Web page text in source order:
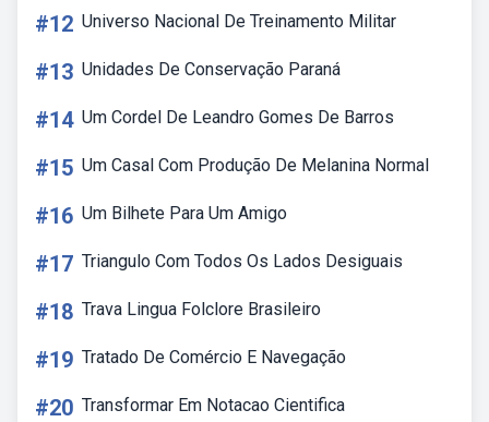
#12 Universo Nacional De Treinamento Militar
#13 Unidades De Conservação Paraná
#14 Um Cordel De Leandro Gomes De Barros
#15 Um Casal Com Produção De Melanina Normal
#16 Um Bilhete Para Um Amigo
#17 Triangulo Com Todos Os Lados Desiguais
#18 Trava Lingua Folclore Brasileiro
#19 Tratado De Comércio E Navegação
#20 Transformar Em Notacao Cientifica